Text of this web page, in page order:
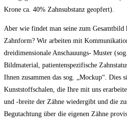
Krone ca. 40% Zahnsubstanz geopfert).
Aber wie findet man seine zum Gesamtbild
Zahnform? Wir arbeiten mit
dreidimensionale Anschauungs- Muster
Bildmaterial, patientenspezifische
Ihnen zusammen das sog. „Mockup“. Dies
Kunststoffschalen, die Ihre mit uns
und -breite der Zähne wiedergibt und die
Begutachtung über die eigenen Zähne